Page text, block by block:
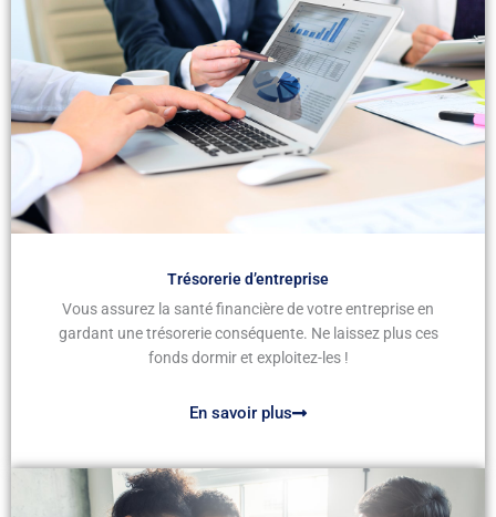
Trésorerie d’entreprise
Vous assurez la santé financière de votre entreprise en
gardant une trésorerie conséquente. Ne laissez plus ces
fonds dormir et exploitez-les !
En savoir plus